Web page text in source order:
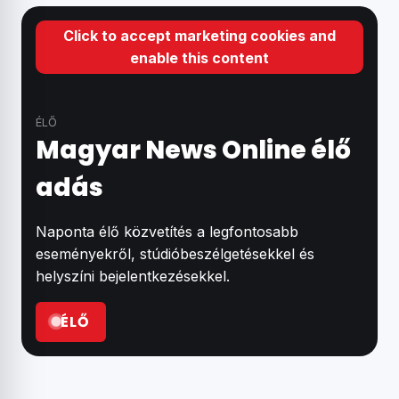
Click to accept marketing cookies and
enable this content
ÉLŐ
Magyar News Online élő
adás
Naponta élő közvetítés a legfontosabb
eseményekről, stúdióbeszélgetésekkel és
helyszíni bejelentkezésekkel.
ÉLŐ